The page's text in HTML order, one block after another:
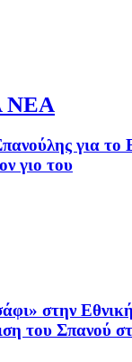
ΝΕΑ
για το
γιο του
στην
του Σπανού